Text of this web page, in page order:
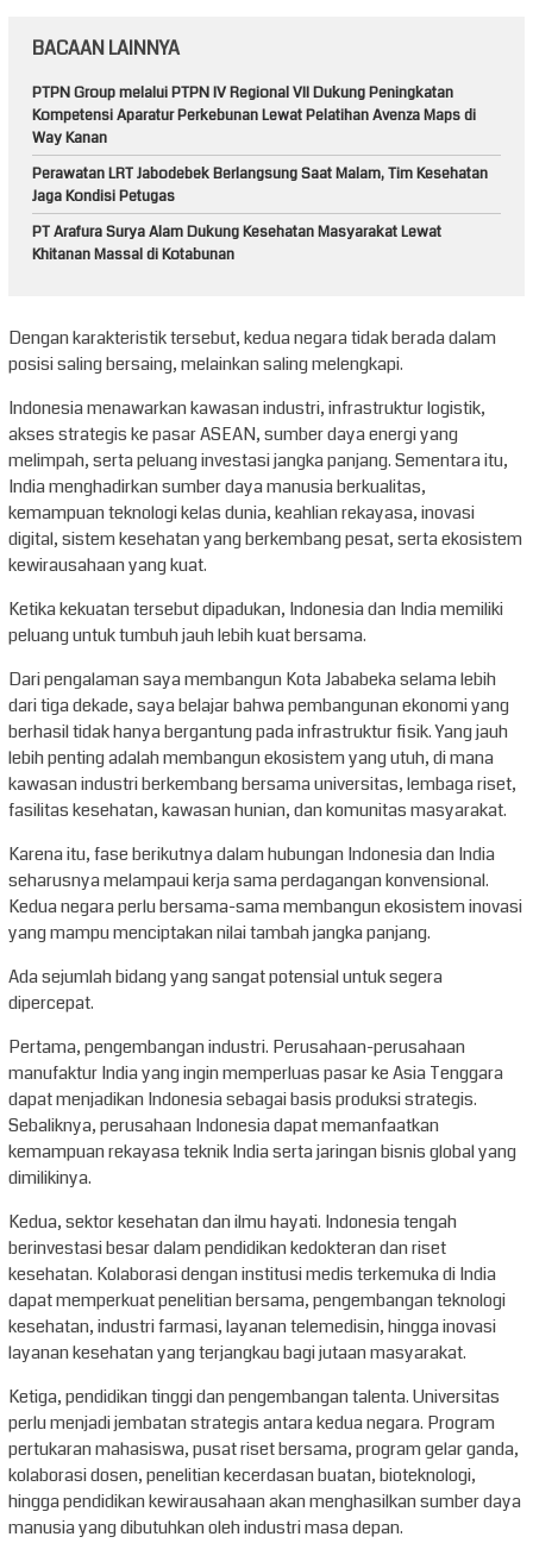
BACAAN LAINNYA
PTPN Group melalui PTPN IV Regional VII Dukung Peningkatan
Kompetensi Aparatur Perkebunan Lewat Pelatihan Avenza Maps di
Way Kanan
Perawatan LRT Jabodebek Berlangsung Saat Malam, Tim Kesehatan
Jaga Kondisi Petugas
PT Arafura Surya Alam Dukung Kesehatan Masyarakat Lewat
Khitanan Massal di Kotabunan
Dengan karakteristik tersebut, kedua negara tidak berada dalam
posisi saling bersaing, melainkan saling melengkapi.
Indonesia menawarkan kawasan industri, infrastruktur logistik,
akses strategis ke pasar ASEAN, sumber daya energi yang
melimpah, serta peluang investasi jangka panjang. Sementara itu,
India menghadirkan sumber daya manusia berkualitas,
kemampuan teknologi kelas dunia, keahlian rekayasa, inovasi
digital, sistem kesehatan yang berkembang pesat, serta ekosistem
kewirausahaan yang kuat.
Ketika kekuatan tersebut dipadukan, Indonesia dan India memiliki
peluang untuk tumbuh jauh lebih kuat bersama.
Dari pengalaman saya membangun Kota Jababeka selama lebih
dari tiga dekade, saya belajar bahwa pembangunan ekonomi yang
berhasil tidak hanya bergantung pada infrastruktur fisik. Yang jauh
lebih penting adalah membangun ekosistem yang utuh, di mana
kawasan industri berkembang bersama universitas, lembaga riset,
fasilitas kesehatan, kawasan hunian, dan komunitas masyarakat.
Karena itu, fase berikutnya dalam hubungan Indonesia dan India
seharusnya melampaui kerja sama perdagangan konvensional.
Kedua negara perlu bersama-sama membangun ekosistem inovasi
yang mampu menciptakan nilai tambah jangka panjang.
Ada sejumlah bidang yang sangat potensial untuk segera
dipercepat.
Pertama, pengembangan industri. Perusahaan-perusahaan
manufaktur India yang ingin memperluas pasar ke Asia Tenggara
dapat menjadikan Indonesia sebagai basis produksi strategis.
Sebaliknya, perusahaan Indonesia dapat memanfaatkan
kemampuan rekayasa teknik India serta jaringan bisnis global yang
dimilikinya.
Kedua, sektor kesehatan dan ilmu hayati. Indonesia tengah
berinvestasi besar dalam pendidikan kedokteran dan riset
kesehatan. Kolaborasi dengan institusi medis terkemuka di India
dapat memperkuat penelitian bersama, pengembangan teknologi
kesehatan, industri farmasi, layanan telemedisin, hingga inovasi
layanan kesehatan yang terjangkau bagi jutaan masyarakat.
Ketiga, pendidikan tinggi dan pengembangan talenta. Universitas
perlu menjadi jembatan strategis antara kedua negara. Program
pertukaran mahasiswa, pusat riset bersama, program gelar ganda,
kolaborasi dosen, penelitian kecerdasan buatan, bioteknologi,
hingga pendidikan kewirausahaan akan menghasilkan sumber daya
manusia yang dibutuhkan oleh industri masa depan.